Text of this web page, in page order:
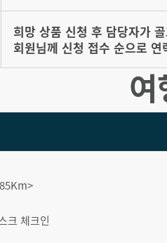
희망 상품 신청 후 담당자가
회원님께 신청 접수 순으로
크 체크인